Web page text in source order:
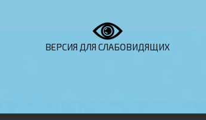
ВЕРСИЯ ДЛЯ СЛАБОВИДЯЩИХ